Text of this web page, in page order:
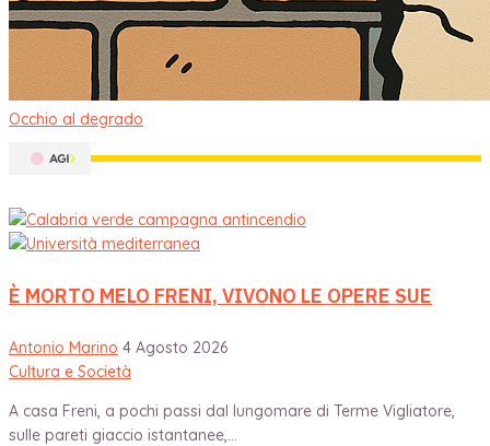
Occhio al degrado
È MORTO MELO FRENI, VIVONO LE OPERE SUE
Antonio Marino 4 Agosto 2026
Cultura e Società
A casa Freni, a pochi passi dal lungomare di Terme Vigliatore,
sulle pareti giaccio istantanee,...